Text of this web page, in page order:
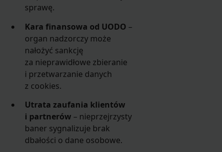
sprawę.
Kara finansowa od UODO –
organ nadzorczy może
nałożyć sankcję
za nieprawidłowe zbieranie
i przetwarzanie danych
z cookies.
Utrata zaufania klientów
i partnerów – nieprzejrzysty
baner sygnalizuje brak
dbałości o dane osobowe.